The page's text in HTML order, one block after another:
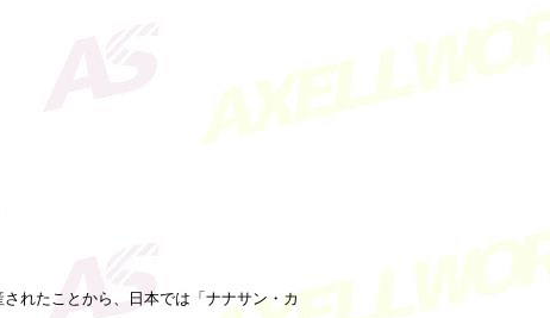
れたことから、日本では「ナナサン・カ